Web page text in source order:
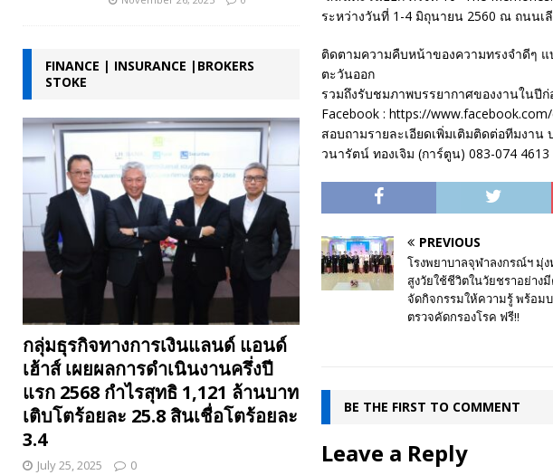
ระหว่างวันที่ 1-4 มิถุนายน 2560 ณ ถนนเ
ติดตามความคืบหน้าของความทรงจำดีๆ
ตะวันออก
รวมถึงรับชมภาพบรรยากาศของงานในปี
Facebook : https://
สอบถามรายละเอียดเพิ่มเติมติดต่อทีมงาน
วนารัตน์ ทองเจิม (การ์ตูน) 083-074
PREVIOUS
โรงพยาบาลจุฬาลงกรณ์ฯ มุ่ง
สูงวัยใช้ชีวิตในวัยชราอย่าง
จัดกิจกรรมให้ความรู้ พร้อม
ตรวจคัดกรองโรค ฟรี!!
BE THE FIRST TO COMMENT
Leave a Reply
FINANCE | INSURANCE |BROKERS
STOKE
กลุ่มธุรกิจทางการเงินแลนด์ แอนด์
เฮ้าส์ เผยผลการดำเนินงานครึ่งปี
แรก 2568 กำไรสุทธิ 1,121 ล้านบาท
เติบโตร้อยละ 25.8 สินเชื่อโตร้อยละ
3.4
July 25, 2025 0